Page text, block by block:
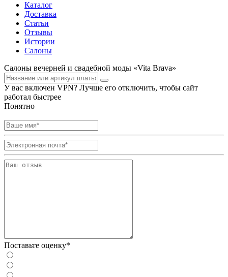
Каталог
Доставка
Статьи
Отзывы
Истории
Салоны
Салоны вечерней и свадебной моды «Vita Brava»
У вас включен VPN? Лучше его отключить, чтобы сайт
работал быстрее
Понятно
Поставьте оценку*